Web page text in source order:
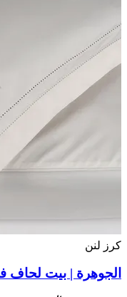
كرز لنن
الجوهرة | بيت لحاف فندقي 3